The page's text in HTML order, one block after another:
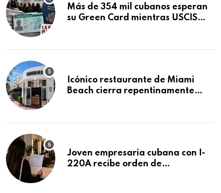
Más de 354 mil cubanos esperan
su Green Card mientras USCIS
Icónico restaurante de Miami
Beach cierra repentinamente
Joven empresaria cubana con I-
220A recibe orden de